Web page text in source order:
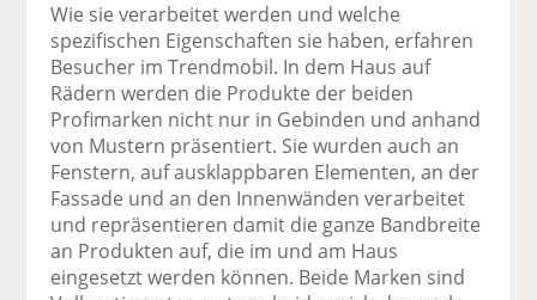
Wie sie verarbeitet werden und welche
spezifischen Eigenschaften sie haben, erfahren
Besucher im Trendmobil. In dem Haus auf
Rädern werden die Produkte der beiden
Profimarken nicht nur in Gebinden und anhand
von Mustern präsentiert. Sie wurden auch an
Fenstern, auf ausklappbaren Elementen, an der
Fassade und an den Innenwänden verarbeitet
und repräsentieren damit die ganze Bandbreite
an Produkten auf, die im und am Haus
eingesetzt werden können. Beide Marken sind